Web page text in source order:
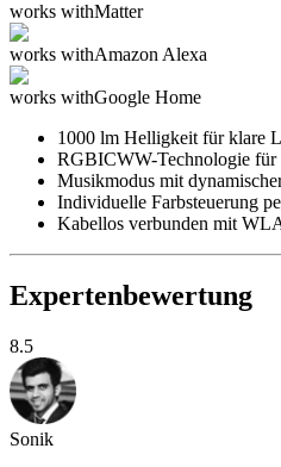
works withMatter
works withAmazon Alexa
works withGoogle Home
1000 lm Helligkeit für klare
RGBICWW-Technologie für
Musikmodus mit
Individuelle Farbsteuerung
Kabellos verbunden mit
Expertenbewertung
8.5
Sonik